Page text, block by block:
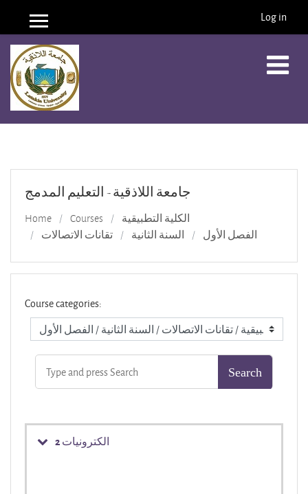
Skip to main content
Side panel Log in
جامعة اللاذقية - التعليم المدمج
Home Courses
الكلية التطبيقية
تقانات الاتصالات
السنة الثانية الفصل الأول
Course categories:
الكترونيات 2